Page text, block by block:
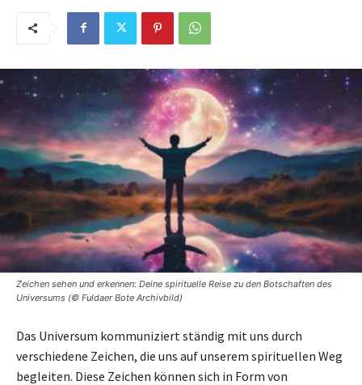
Zeichen sehen und erkennen: Deine spirituelle Reise zu den Botschaften des
Universums (© Fuldaer Bote Archivbild)
Das Universum kommuniziert ständig mit uns durch
verschiedene Zeichen, die uns auf unserem spirituellen Weg
begleiten. Diese Zeichen können sich in Form von